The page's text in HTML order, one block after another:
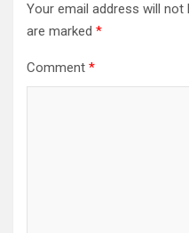
Your email address will not
are marked *
Comment *